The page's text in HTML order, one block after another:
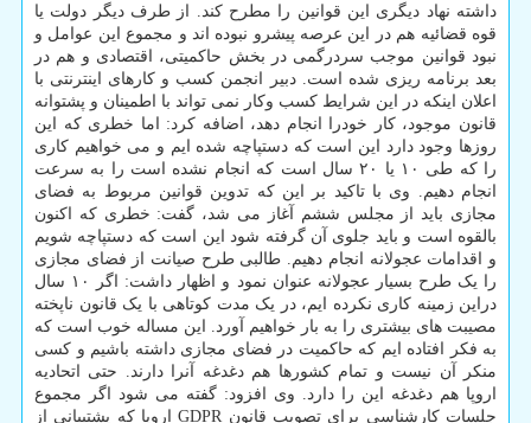
داشته نهاد دیگری این قوانین را مطرح کند. از طرف دیگر دولت یا
قوه قضائیه هم در این عرصه پیشرو نبوده اند و مجموع این عوامل و
نبود قوانین موجب سردرگمی در بخش حاکمیتی، اقتصادی و هم در
بعد برنامه ریزی شده است. دبیر انجمن کسب و کارهای اینترنتی با
اعلان اینکه در این شرایط کسب وکار نمی تواند با اطمینان و پشتوانه
قانون موجود، کار خودرا انجام دهد، اضافه کرد: اما خطری که این
روزها وجود دارد این است که دستپاچه شده ایم و می خواهیم کاری
را که طی ۱۰ یا ۲۰ سال است که انجام نشده است را به سرعت
انجام دهیم. وی با تاکید بر این که تدوین قوانین مربوط به فضای
مجازی باید از مجلس ششم آغاز می شد، گفت: خطری که اکنون
بالقوه است و باید جلوی آن گرفته شود این است که دستپاچه شویم
و اقدامات عجولانه انجام دهیم. طالبی طرح صیانت از فضای مجازی
را یک طرح بسیار عجولانه عنوان نمود و اظهار داشت: اگر ۱۰ سال
دراین زمینه کاری نکرده ایم، در یک مدت کوتاهی با یک قانون ناپخته
مصیبت های بیشتری را به بار خواهیم آورد. این مساله خوب است که
به فکر افتاده ایم که حاکمیت در فضای مجازی داشته باشیم و کسی
منکر آن نیست و تمام کشورها هم دغدغه آنرا دارند. حتی اتحادیه
اروپا هم دغدغه این را دارد. وی افزود: گفته می شود اگر مجموع
جلسات کارشناسی برای تصویب قانون GDPR اروپا که پشتیبانی از